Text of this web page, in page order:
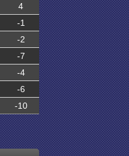
4
-1
-2
-7
-4
-6
-10